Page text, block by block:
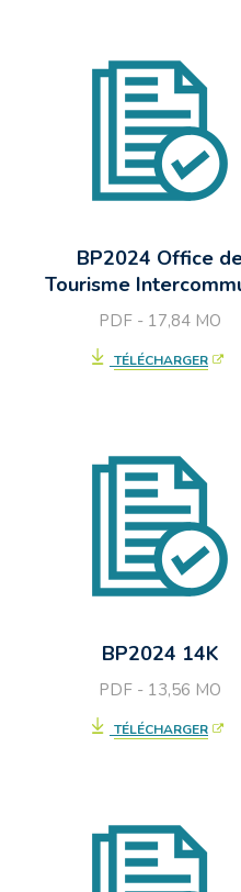
BP2024 Office
Tourisme
PDF - 17,84 MO
TÉLÉCHARGER
BP2024 14K
PDF - 13,56 MO
TÉLÉCHARGER